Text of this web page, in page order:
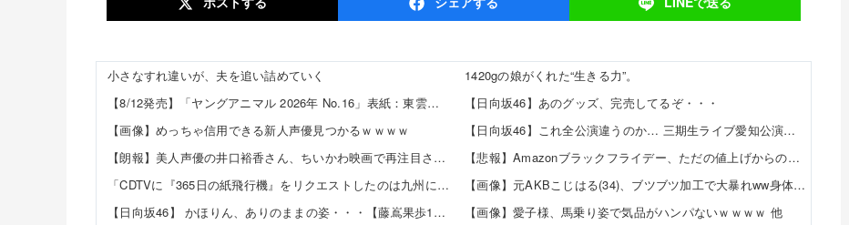
小さなすれ違いが、夫を追い詰めていく
【8/12発売】「ヤングアニマル 2026年 No.16」表紙：東雲うみ / 虹咲カリナ
【画像】めっちゃ信用できる新人声優見つかるｗｗｗｗ
【朗報】美人声優の井口裕香さん、ちいかわ映画で再注目されるｗｗｗｗ
「CDTVに『365日の紙飛行機』をリクエストしたのは九州に住む中学生」←この事実って結構デカいよな【AKB48】
【日向坂46】 かほりん、ありのままの姿・・・【藤嶌果歩1st写真集】
1420gの娘がくれた“生きる力”。
【日向坂46】あのグッズ、完売してるぞ・・・
【日向坂46】これ全公演違うのか… 三期生ライブ愛知公演、終演後の様子・レポがこちら！
【悲報】Amazonブラックフライデー、ただの値上げからの値下げセールだったｗｗｗ 他
【画像】元AKBこじはる(34)、ブツブツ加工で大暴れww身体はめっちゃいいのにな・・・ 他
【画像】愛子様、馬乗り姿で気品がハンパないｗｗｗｗ 他